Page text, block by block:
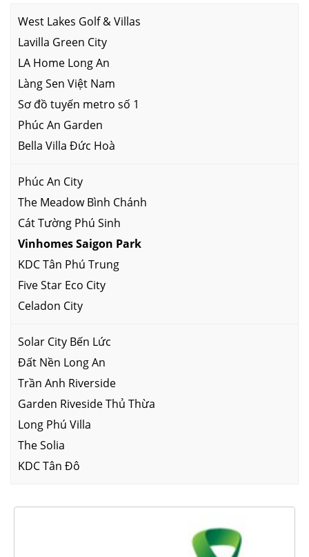
West Lakes Golf & Villas
Lavilla Green City
LA Home Long An
Làng Sen Việt Nam
Sơ đồ tuyến metro số 1
Phúc An Garden
Bella Villa Đức Hoà
Phúc An City
The Meadow Bình Chánh
Cát Tường Phú Sinh
Vinhomes Saigon Park
KDC Tân Phú Trung
Five Star Eco City
Celadon City
Solar City Bến Lức
Đất Nền Long An
Trần Anh Riverside
Garden Riveside Thủ Thừa
Long Phú Villa
The Solia
KDC Tân Đô